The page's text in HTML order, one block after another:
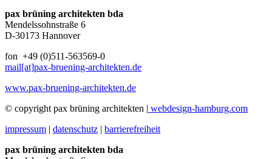
pax brüning architekten bda
Mendelssohnstraße 6
D-30173 Hannover
fon +49 (0)511-563569-0
mail[at]pax-bruening-architekten.de
www.pax-bruening-architekten.de
© copyright pax brüning architekten | webdesign-hamburg.com
impressum | datenschutz | barrierefreiheit
pax brüning architekten bda